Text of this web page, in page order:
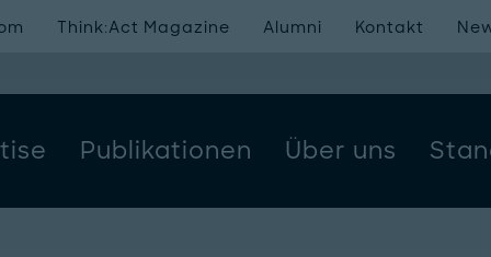
Publikationen Über uns
Think:Act Magazine Alumni Kontakt